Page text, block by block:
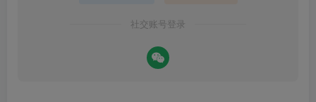
社交账号登录